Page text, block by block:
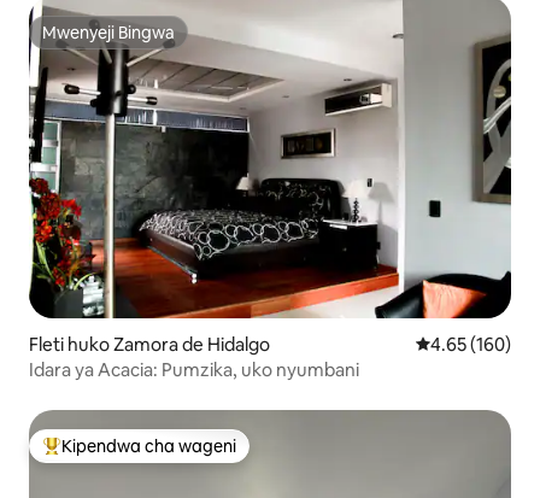
Mwenyeji Bingwa
Mwenyeji Bingwa
Fleti huko Zamora de Hidalgo Ukadiriaji wa
4.65 (160)
Idara ya Acacia: Pumzika, uko nyumbani
Kipendwa maarufu cha wageni
Kipendwa cha wageni